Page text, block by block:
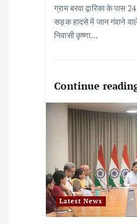
ग्राम बरवा द्वारिका के पास
सड़क हादसे में जान गंवाने
निवासी कृष्णा…
Continue
Latest News